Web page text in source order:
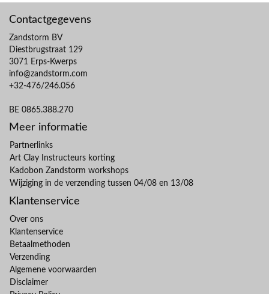
Contactgegevens
Zandstorm BV
Diestbrugstraat 129
3071 Erps-Kwerps
info@zandstorm.com
+32-476/246.056
BE 0865.388.270
Meer informatie
Partnerlinks
Art Clay Instructeurs korting
Kadobon Zandstorm workshops
Wijziging in de verzending tussen 04/08 en 13/08
Klantenservice
Over ons
Klantenservice
Betaalmethoden
Verzending
Algemene voorwaarden
Disclaimer